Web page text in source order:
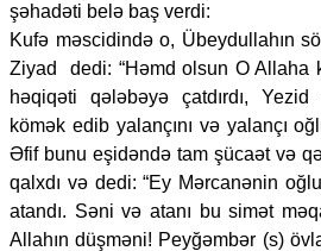
şəhadəti belə baş verdi:
Kufə məscidində o, Übeydullahın
Ziyad dedi: “Həmd olsun O Allaha
həqiqəti qələbəyə çatdırdı,
kömək edib yalançını və yalançı
Əfif bunu eşidəndə tam şücaət və
qalxdı və dedi: “Ey Mərcanənin
atandı. Səni və atanı bu simət
Allahın düşməni! Peyğəmbər (s)